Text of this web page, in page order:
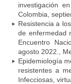
investigación
Colombia,
Resistencia a
de enfermedad
Encuentro
agosto 2022.,
Epidemiología
resistentes a
Infecciosas,